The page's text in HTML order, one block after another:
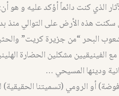
هذه الأرض على التوالي منذ
وشعوب البحر “من جزيرة كريت”
الفينيقيين مشكلين الحضارة
ودينها المسيحي …
أو الرومي (تسميتنا